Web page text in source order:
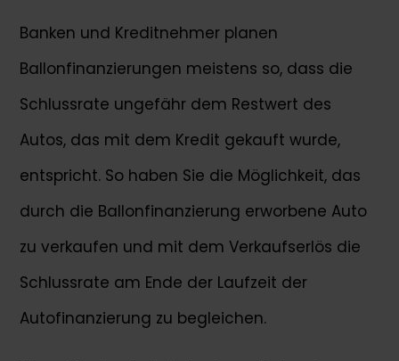
Banken und Kreditnehmer planen
Ballonfinanzierungen meistens so, dass die
Schlussrate ungefähr dem Restwert des
Autos, das mit dem Kredit gekauft wurde,
entspricht. So haben Sie die Möglichkeit, das
durch die Ballonfinanzierung erworbene Auto
zu verkaufen und mit dem Verkaufserlös die
Schlussrate am Ende der Laufzeit der
Autofinanzierung zu begleichen.